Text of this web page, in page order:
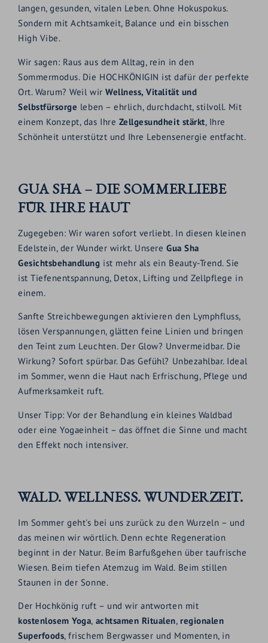
langen, gesunden, vitalen Leben. Ohne Hokuspokus.
Sondern mit Achtsamkeit, Balance und ein bisschen
High Vibe.
Wir sagen: Raus aus dem Alltag, rein in den
Sommermodus. Die HOCHKÖNIGIN ist dafür der perfekte
Ort. Warum? Weil wirWellness, Vitalität und
Selbstfürsorge leben – ehrlich, durchdacht, stilvoll. Mit
einem Konzept, das Ihre Zellgesundheit stärkt, Ihre
Schönheit unterstützt und Ihre Lebensenergie entfacht.
GUA SHA – DIE SOMMERLIEBE
FÜR IHRE HAUT
Zugegeben: Wir waren sofort verliebt. In diesen kleinen
Edelstein, der Wunder wirkt. UnsereGua Sha
Gesichtsbehandlung ist mehr als ein Beauty-Trend. Sie
ist Tiefenentspannung, Detox, Lifting und Zellpflege in
einem.
Sanfte Streichbewegungen aktivieren den Lymphfluss,
lösen Verspannungen, glätten feine Linien und bringen
den Teint zum Leuchten. Der Glow? Unvermeidbar. Die
Wirkung? Sofort spürbar. Das Gefühl? Unbezahlbar. Ideal
im Sommer, wenn die Haut nach Erfrischung, Pflege und
Aufmerksamkeit ruft.
Unser Tipp: Vor der Behandlung ein kleines Waldbad
oder eine Yogaeinheit – das öffnet die Sinne und macht
den Effekt noch intensiver.
WALD. WELLNESS. WUNDERZEIT.
Im Sommer geht's bei uns zurück zu den Wurzeln – und
das meinen wir wörtlich. Denn echte Regeneration
beginnt in der Natur. Beim Barfußgehen über taufrische
Wiesen. Beim tiefen Atemzug im Wald. Beim stillen
Staunen in der Sonne.
Der Hochkönig ruft – und wir antworten mit
kostenlosem Yoga, achtsamen Ritualen, regionalen
Superfoods, frischem Bergwasser und Momenten, in